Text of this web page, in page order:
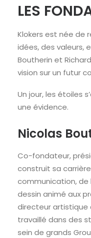
LES
Klokers est née de
idées, des valeurs,
Boutherin et
vision sur un futur
Un jour, les étoiles
une évidence.
Nicolas
Co-fondateur,
construit sa
communication, de
dessin animé aux
directeur artistique
travaillé dans des
sein de grands